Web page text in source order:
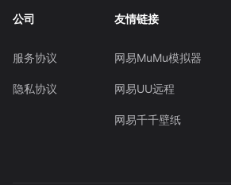
公司
服务协议
隐私协议
友情链接
网易MuMu模拟器
网易UU远程
网易千千壁纸